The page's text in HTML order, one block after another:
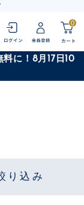
0
に！8月17日10
り込み